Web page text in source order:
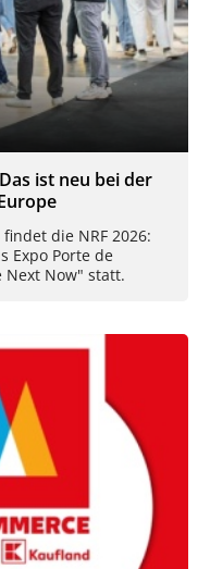
ist neu bei der
die NRF 2026:
Expo Porte de
Next Now" statt.